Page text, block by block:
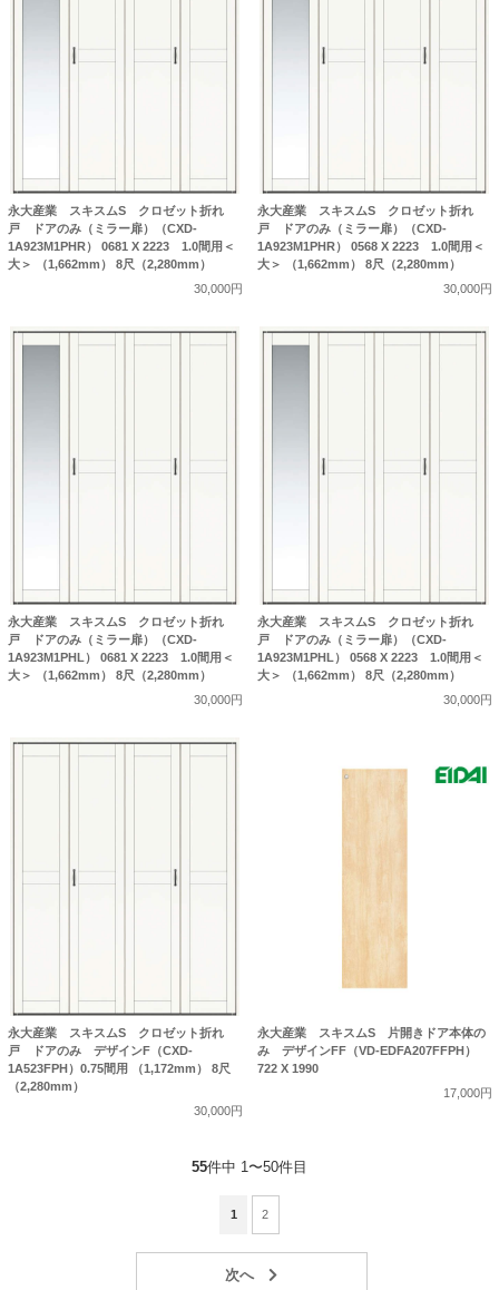
永大産業 スキスムS クロゼット折れ
戸 ドアのみ（ミラー扉）（CXD-
1A923M1PHR） 0681 X 2223 1.0間用＜
大＞ （1,662mm） 8尺（2,280mm）
30,000円
永大産業 スキスムS クロゼット折れ
戸 ドアのみ（ミラー扉）（CXD-
1A923M1PHR） 0568 X 2223 1.0間用＜
大＞ （1,662mm） 8尺（2,280mm）
30,000円
永大産業 スキスムS クロゼット折れ
戸 ドアのみ（ミラー扉）（CXD-
1A923M1PHL） 0681 X 2223 1.0間用＜
大＞ （1,662mm） 8尺（2,280mm）
30,000円
永大産業 スキスムS クロゼット折れ
戸 ドアのみ（ミラー扉）（CXD-
1A923M1PHL） 0568 X 2223 1.0間用＜
大＞ （1,662mm） 8尺（2,280mm）
30,000円
永大産業 スキスムS クロゼット折れ
戸 ドアのみ デザインF（CXD-
1A523FPH）0.75間用 （1,172mm） 8尺
（2,280mm）
30,000円
永大産業 スキスムS 片開きドア本体の
み デザインFF（VD-EDFA207FFPH）
722 X 1990
17,000円
55件中 1〜50件目
1 2